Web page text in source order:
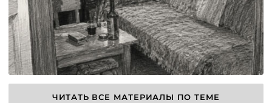
ЧИТАТЬ ВСЕ МАТЕРИАЛЫ ПО ТЕМЕ